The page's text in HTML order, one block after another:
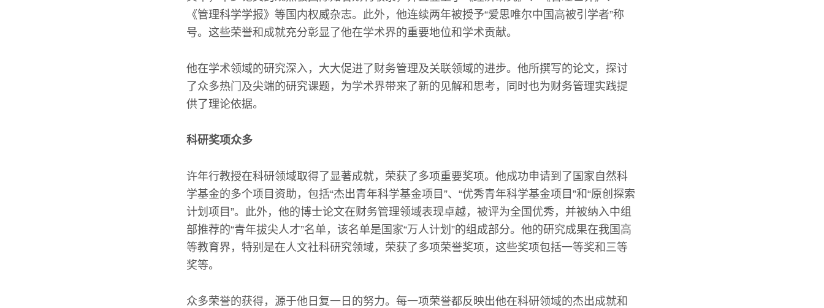
《管理科学学报》等国内权威杂志。此外，他连续两年被授予“爱思唯尔中国高被引学者”称
号。这些荣誉和成就充分彰显了他在学术界的重要地位和学术贡献。
他在学术领域的研究深入，大大促进了财务管理及关联领域的进步。他所撰写的论文，探讨
了众多热门及尖端的研究课题，为学术界带来了新的见解和思考，同时也为财务管理实践提
供了理论依据。
科研奖项众多
许年行教授在科研领域取得了显著成就，荣获了多项重要奖项。他成功申请到了国家自然科
学基金的多个项目资助，包括“杰出青年科学基金项目”、“优秀青年科学基金项目”和“原创探索
计划项目”。此外，他的博士论文在财务管理领域表现卓越，被评为全国优秀，并被纳入中组
部推荐的“青年拔尖人才”名单，该名单是国家“万人计划”的组成部分。他的研究成果在我国高
等教育界，特别是在人文社科研究领域，荣获了多项荣誉奖项，这些奖项包括一等奖和三等
奖等。
众多荣誉的获得，源于他日复一日的努力。每一项荣誉都反映出他在科研领域的杰出成就和